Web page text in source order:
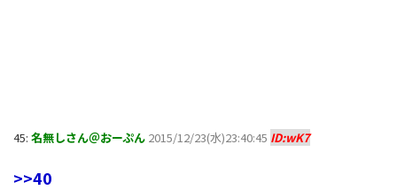
45: 名無しさん＠おーぷん 2015/12/23(水)23:40:45 ID:wK7
>>40